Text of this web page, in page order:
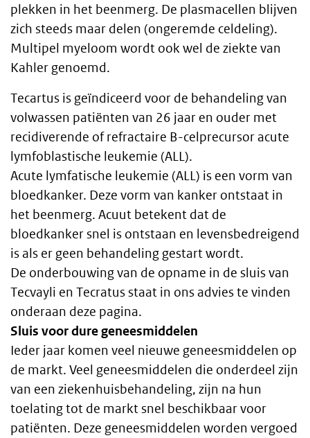
plekken in het beenmerg. De plasmacellen blijven
zich steeds maar delen (ongeremde celdeling).
Multipel myeloom wordt ook wel de ziekte van
Kahler genoemd.
Tecartus is geïndiceerd voor de behandeling van
volwassen patiënten van 26 jaar en ouder met
recidiverende of refractaire B-celprecursor acute
lymfoblastische leukemie (ALL).
Acute lymfatische leukemie (ALL) is een vorm van
bloedkanker. Deze vorm van kanker ontstaat in
het beenmerg. Acuut betekent dat de
bloedkanker snel is ontstaan en levensbedreigend
is als er geen behandeling gestart wordt.
De onderbouwing van de opname in de sluis van
Tecvayli en Tecratus staat in ons advies te vinden
onderaan deze pagina.
Sluis voor dure geneesmiddelen
Ieder jaar komen veel nieuwe geneesmiddelen op
de markt. Veel geneesmiddelen die onderdeel zijn
van een ziekenhuisbehandeling, zijn na hun
toelating tot de markt snel beschikbaar voor
patiënten. Deze geneesmiddelen worden vergoed